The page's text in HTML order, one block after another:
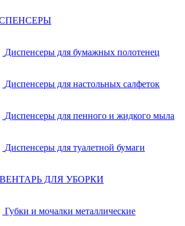
Диспенсеры для бумажных полотенец
Диспенсеры для настольных салфеток
Диспенсеры для пенного и жидкого мыла
Диспенсеры для туалетной бумаги
ДЛЯ УБОРКИ
Губки и мочалки металлические